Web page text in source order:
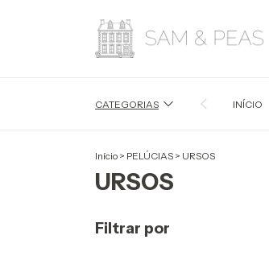
CATEGORIAS INÍCIO
Início > PELÚCIAS > URSOS
URSOS
Filtrar por